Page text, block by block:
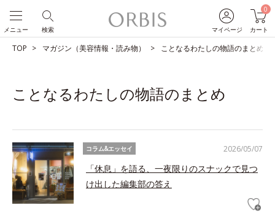
マイページ
0
カート
検索
メニュー
TOP マガジン（美容情報・読み物） ことなるわたしの物語のまとめ
ことなるわたしの物語のまとめ
2026/05/07
コラム&エッセイ
「休息」を語る、一夜限りのスナックで見つ
け出した編集部の答え